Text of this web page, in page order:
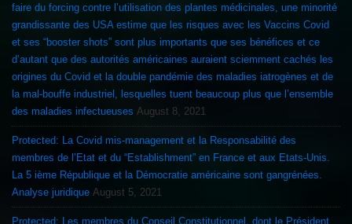
faire du forcing contre l’utilisation des plantes médicinales, une minorité
grandissante des USA estime que les risques avec les Vaccins Covid
et ses “booster shots” sont plus importants que ses bénéfices et ce
d’autant que des autorités américaines auraient sciemment cachés les
origines du Covid et la double pandémie des maladies iatrogènes et de
la mal-bouffe industriel, lesquelles tuent beaucoup plus que l’ensemble
des maladies infectueuses August 8, 2021
Protected: La Covid mis-management et la Responsabilité des
membres de l’Etat et du “Establishment” en France et aux Etats-Unis.
La 5 ième République et la Démocratie américaine sont gangrénées.
Analyse juridique August 5, 2021
Protected: Les membres du Conseil Constitutionnel, dont le Président